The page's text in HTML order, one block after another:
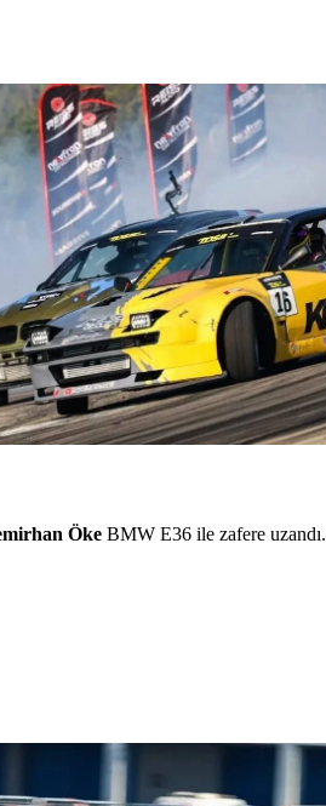
Öke BMW E36 ile zafere uzandı.